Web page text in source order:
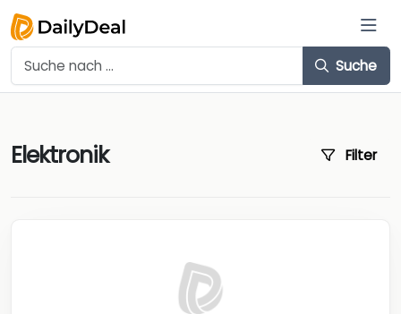
Suche
Elektronik Filter